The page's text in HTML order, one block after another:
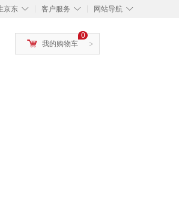
◇
京东 ◇
客户服务 ◇
网站导航
>
0
我的购物车